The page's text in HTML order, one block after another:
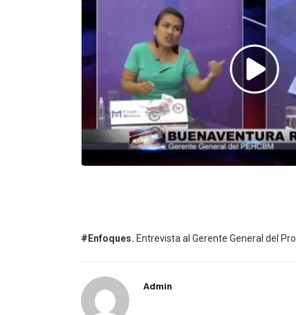
#Enfoques. Entrevista al Gerente General del
Admin